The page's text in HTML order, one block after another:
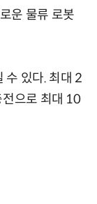
운 물류 로봇
수 있다. 최대 2
으로 최대 10